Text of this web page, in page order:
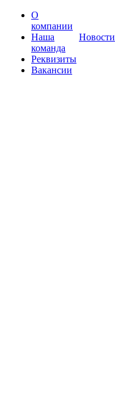
О
компании
Наша
команда
Реквизиты
Вакансии
Новости